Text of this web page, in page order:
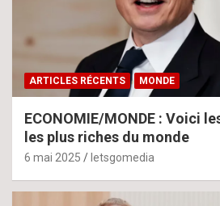
ARTICLES RÉCENTS MONDE
ECONOMIE/MONDE : Voici
les plus riches du monde
6 mai 2025 letsgomedia